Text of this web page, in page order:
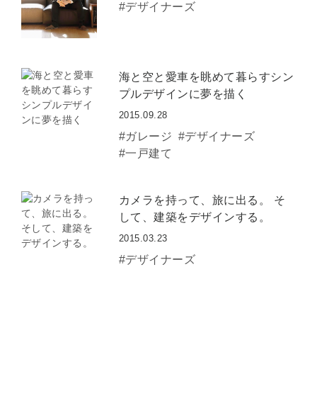
#デザイナーズ
海と空と愛車を眺めて暮らすシン
プルデザインに夢を描く
2015.09.28
#ガレージ #デザイナーズ
#一戸建て
カメラを持って、旅に出る。 そ
して、建築をデザインする。
2015.03.23
#デザイナーズ